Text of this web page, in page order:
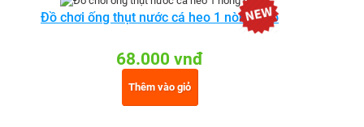
Đồ chơi ống thụt nước cá heo 1 nòng nhỏ
68.000 vnđ
Thêm vào giỏ